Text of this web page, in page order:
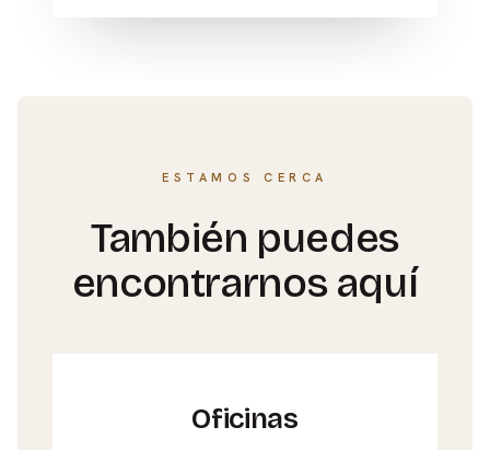
ESTAMOS CERCA
También puedes
encontrarnos aquí
Oficinas